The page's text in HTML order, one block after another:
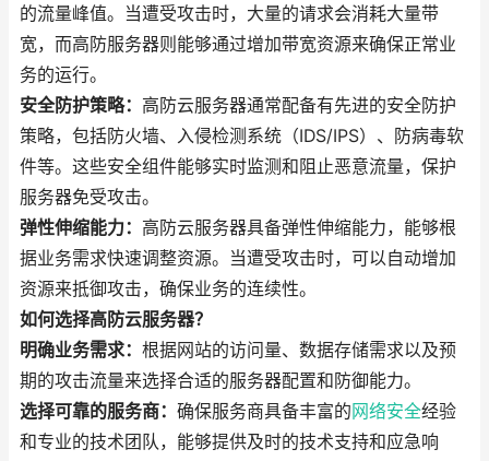
的流量峰值。当遭受攻击时，大量的请求会消耗大量带
宽，而高防服务器则能够通过增加带宽资源来确保正常业
务的运行。
安全防护策略： 高防云服务器通常配备有先进的安全防护
策略，包括防火墙、入侵检测系统（IDS/IPS）、防病毒软
件等。这些安全组件能够实时监测和阻止恶意流量，保护
服务器免受攻击。
弹性伸缩能力： 高防云服务器具备弹性伸缩能力，能够根
据业务需求快速调整资源。当遭受攻击时，可以自动增加
资源来抵御攻击，确保业务的连续性。
如何选择高防云服务器？
明确业务需求： 根据网站的访问量、数据存储需求以及预
期的攻击流量来选择合适的服务器配置和防御能力。
选择可靠的服务商： 确保服务商具备丰富的网络安全经验
和专业的技术团队，能够提供及时的技术支持和应急响